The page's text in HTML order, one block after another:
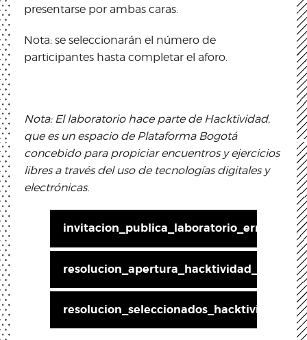
presentarse por ambas caras.
Nota: se seleccionarán el número de
participantes hasta completar el aforo.
Nota: El laboratorio hace parte de Hacktividad,
que es un espacio de Plataforma Bogotá
concebido para propiciar encuentros y ejercicios
libres a través del uso de tecnologías digitales y
electrónicas.